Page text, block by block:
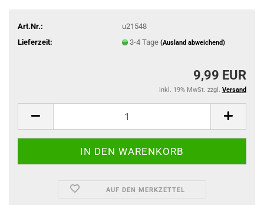
Art.Nr.:
u21548
Lieferzeit:
3-4 Tage (Ausland abweichend)
9,99 EUR
inkl. 19% MwSt. zzgl. Versand
AUF DEN MERKZETTEL